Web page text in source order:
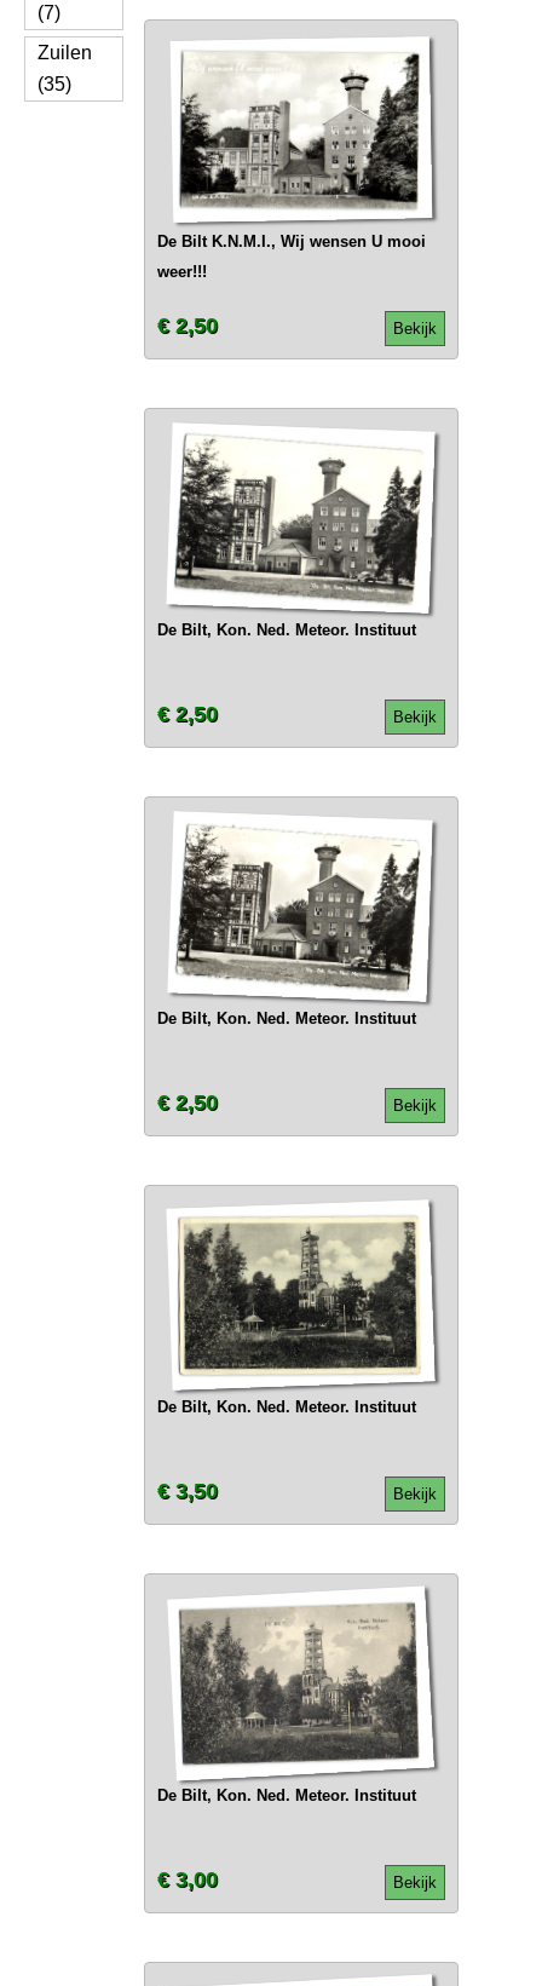
(7)
Zuilen
(35)
De Bilt K.N.M.I., Wij wensen U mooi
weer!!!
Bekijk
€ 2,50
De Bilt, Kon. Ned. Meteor. Instituut
Bekijk
€ 2,50
De Bilt, Kon. Ned. Meteor. Instituut
Bekijk
€ 2,50
De Bilt, Kon. Ned. Meteor. Instituut
Bekijk
€ 3,50
De Bilt, Kon. Ned. Meteor. Instituut
Bekijk
€ 3,00